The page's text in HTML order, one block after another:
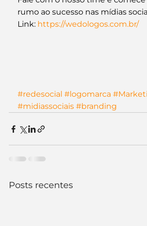
rumo ao sucesso nas mídias
Link: https://wedologos.com.br/
#redesocial #logomarca
#midiassociais #branding
Posts recentes